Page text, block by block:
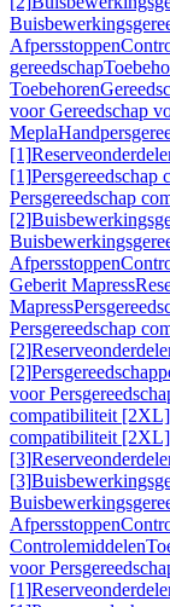
Afpersstoppen
gereedschap
Toebehoren
voor Gereedschap
Mepla
[1]
[1]
Persgereedschap
[2]
Afpersstoppen
Geberit Mapress
Mapress
Persgereedschap
[2]
[2]
voor
compatibiliteit [2XL]
compatibiliteit [2XL]
[3]
[3]
Afpersstoppen
Controlemiddelen
voor
[1]